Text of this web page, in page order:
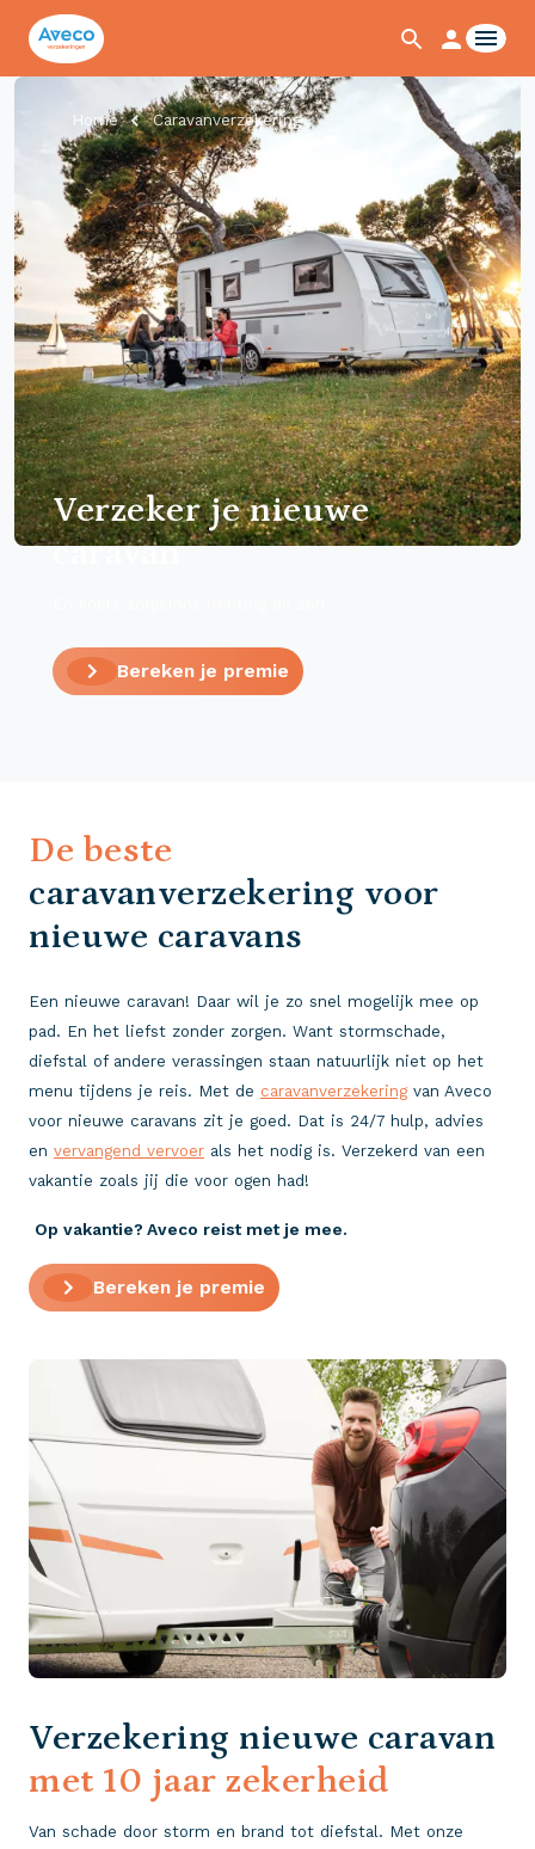
Home Caravanverzekering
Verzeker je nieuwe
caravan
Bereken je premie
De beste
caravanverzekering voor
nieuwe caravans
Een nieuwe caravan! Daar wil je zo snel mogelijk mee op
pad. En het liefst zonder zorgen. Want stormschade,
diefstal of andere verassingen staan natuurlijk niet op het
menu tijdens je reis. Met de caravanverzekering van Aveco
voor nieuwe caravans zit je goed. Dat is 24/7 hulp, advies
en vervangend vervoer als het nodig is. Verzekerd van een
vakantie zoals jij die voor ogen had!
Op vakantie? Aveco reist met je mee.
Bereken je premie
Verzekering nieuwe caravan
met 10 jaar zekerheid
Van schade door storm en brand tot diefstal. Met onze